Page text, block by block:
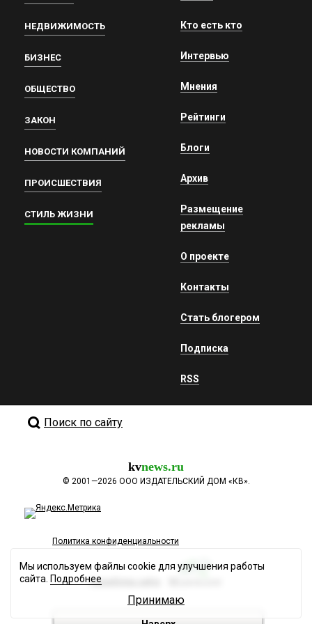
Горожанин
Прекрасный Омский Драм, поставил очередной
опус модернового режиссёра. Затейливые
актерские работы( правда, г-н Окунев стал
безэмоциональным речитативом), но спектакль
не цепляет. Депрессивные персонажи,
маленький мещанский мирок, не один из героев
не вызывает сопереживания. Какие-то
известного советского драматурга? Наверное
очень насущна в нынешний век, стремительной
жизни. Больше нечего автору пьесы предложить
зрителю. Впрочем, и сам автор выйдя в день
публике, в затрапезном виде( мятая, растянутая
футболка и такие же штаны( брюками назвать не
НЕДВИЖИМОСТЬ
БИЗНЕС
ОБЩЕСТВО
ЗАКОН
НОВОСТИ КОМПАНИЙ
ПРОИСШЕСТВИЯ
СТИЛЬ ЖИЗНИ
Кто есть кто
Интервью
Мнения
Рейтинги
Блоги
Архив
Размещение
рекламы
О проекте
Контакты
Стать блогером
Подписка
RSS
Поиск по сайту
kvnews.ru
© 2001—2026 ООО ИЗДАТЕЛЬСКИЙ ДОМ «КВ».
Политика конфиденциальности
Разработка сайта
Мы используем файлы cookie для улучшения работы
сайта. Подробнее
Принимаю